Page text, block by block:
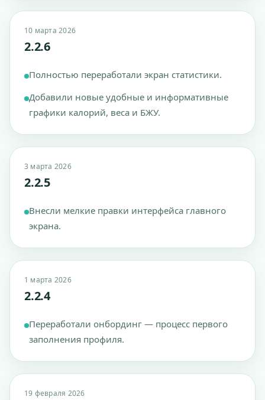
10 марта 2026
2.2.6
Полностью переработали экран статистики.
Добавили новые удобные и информативные
графики калорий, веса и БЖУ.
3 марта 2026
2.2.5
Внесли мелкие правки интерфейса главного
экрана.
1 марта 2026
2.2.4
Переработали онбординг — процесс первого
заполнения профиля.
19 февраля 2026